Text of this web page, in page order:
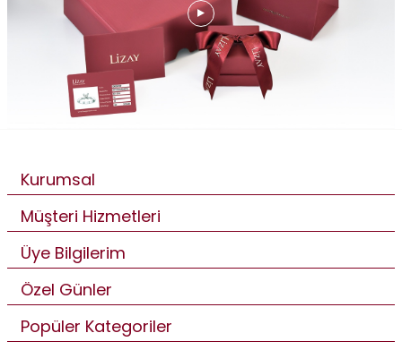
Kurumsal
Müşteri Hizmetleri
Üye Bilgilerim
Özel Günler
Popüler Kategoriler